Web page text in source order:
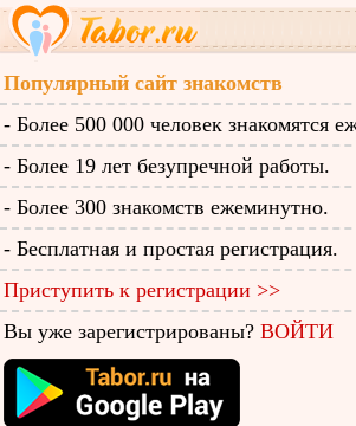
Популярный сайт знакомств
- Более 500 000 человек знакомятся
- Более 19 лет безупречной работы.
- Более 300 знакомств ежеминутно.
- Бесплатная и простая регистрация.
Приступить к регистрации >>
Вы уже зарегистрированы? ВОЙТИ